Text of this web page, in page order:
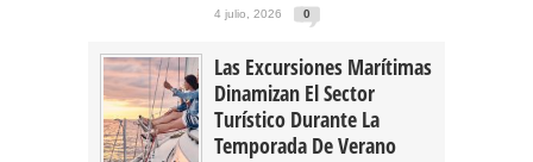
4 julio, 2026 0
Las Excursiones Marítimas
Dinamizan El Sector
Turístico Durante La
Temporada De Verano